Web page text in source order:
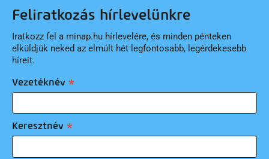
Feliratkozás hírlevelünkre
Iratkozz fel a minap.hu hírlevelére, és minden pénteken
elküldjük neked az elmúlt hét legfontosabb, legérdekesebb
híreit.
Vezetéknév
Keresztnév